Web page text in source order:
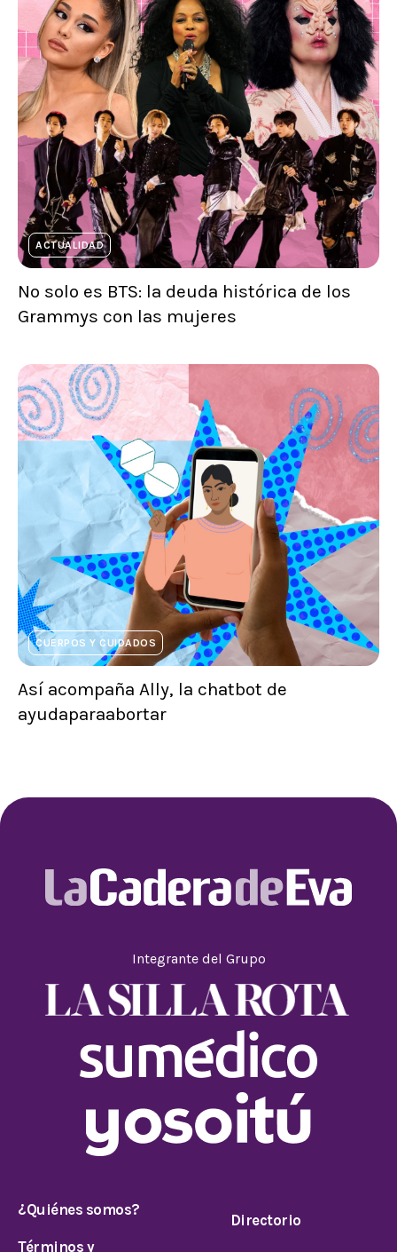
ACTUALIDAD
No solo es BTS: la deuda histórica de los
Grammys con las mujeres
CUERPOS Y CUIDADOS
Así acompaña Ally, la chatbot de
ayudaparaabortar
Integrante del Grupo
¿Quiénes somos?
Términos y
Directorio